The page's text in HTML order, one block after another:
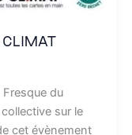
Fresque du
sur le
cet évènement